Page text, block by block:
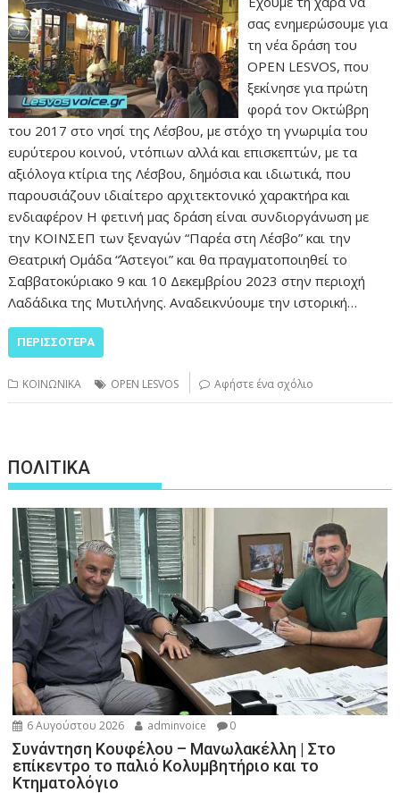
σας ενημερώσουμε για
τη νέα δράση του
OPEN LESVOS, που
ξεκίνησε για πρώτη
φορά τον Οκτώβρη
του 2017 στο νησί της Λέσβου, με στόχο τη γνωριμία του
ευρύτερου κοινού, ντόπιων αλλά και επισκεπτών, με τα
αξιόλογα κτίρια της Λέσβου, δημόσια και ιδιωτικά, που
παρουσιάζουν ιδιαίτερο αρχιτεκτονικό χαρακτήρα και
ενδιαφέρον Η φετινή μας δράση είναι συνδιοργάνωση με
την ΚΟΙΝΣΕΠ των ξεναγών “Παρέα στη Λέσβο” και την
Θεατρική Ομάδα “Άστεγοι” και θα πραγματοποιηθεί το
Σαββατοκύριακο 9 και 10 Δεκεμβρίου 2023 στην περιοχή
Λαδάδικα της Μυτιλήνης. Αναδεικνύουμε την ιστορική…
ΠΕΡΙΣΣΌΤΕΡΑ
ΚΟΙΝΩΝΙΚΑ OPEN LESVOS Αφήστε ένα σχόλιο
ΠΟΛΙΤΙΚΑ
6 Αυγούστου 2026 adminvoice 0
Συνάντηση Κουφέλου – Μανωλακέλλη | Στο
επίκεντρο το παλιό Κολυμβητήριο και το
Κτηματολόγιο